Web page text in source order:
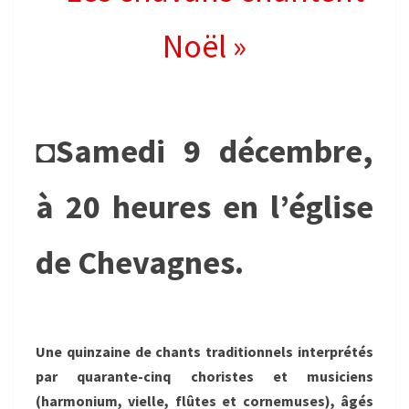
Noël »
◘Samedi 9 décembre,
à 20 heures en l’église
de Chevagnes.
Une quinzaine de chants traditionnels interprétés
par quarante-cinq choristes et musiciens
(harmonium, vielle, flûtes et cornemuses), âgés